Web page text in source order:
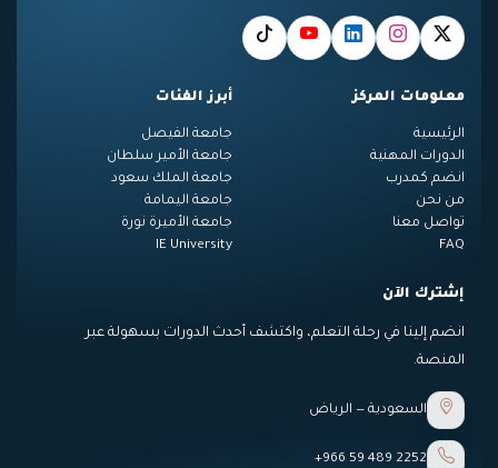
معلومات المركز
الرئيسية
الدورات المهنية
انضم كمدرب
من نحن
تواصل معنا
FAQ
أبرز الفئات
جامعة الفيصل
جامعة الأمير سلطان
جامعة الملك سعود
جامعة اليمامة
جامعة الأميرة نورة
IE University
إشترك الآن
انضم إلينا في رحلة التعلم، واكتشف أحدث الدورات بسهولة عبر
المنصة.
السعودية — الرياض
+966 59 489 2252